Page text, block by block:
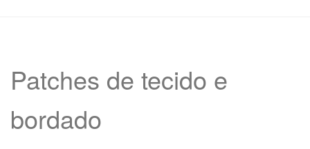
Patches de tecido e
bordado